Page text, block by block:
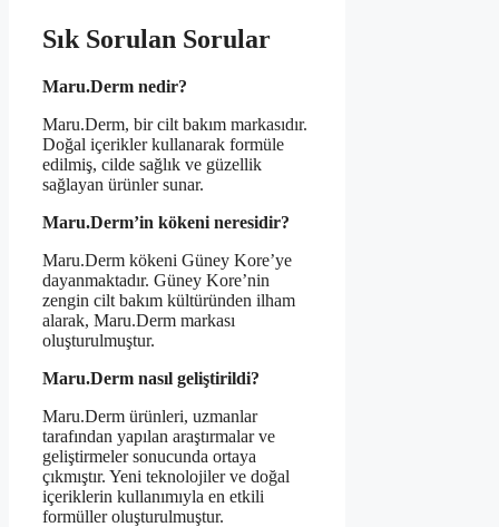
Sık Sorulan Sorular
Maru.Derm nedir?
Maru.Derm, bir cilt bakım markasıdır.
Doğal içerikler kullanarak formüle
edilmiş, cilde sağlık ve güzellik
sağlayan ürünler sunar.
Maru.Derm’in kökeni neresidir?
Maru.Derm kökeni Güney Kore’ye
dayanmaktadır. Güney Kore’nin
zengin cilt bakım kültüründen ilham
alarak, Maru.Derm markası
oluşturulmuştur.
Maru.Derm nasıl geliştirildi?
Maru.Derm ürünleri, uzmanlar
tarafından yapılan araştırmalar ve
geliştirmeler sonucunda ortaya
çıkmıştır. Yeni teknolojiler ve doğal
içeriklerin kullanımıyla en etkili
formüller oluşturulmuştur.